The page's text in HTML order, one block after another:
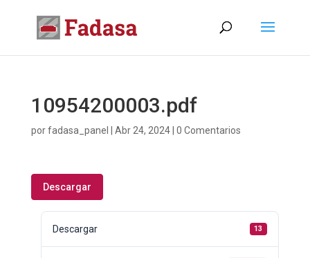
10954200003.pdf
porfadasa_panel Abr 24, 2024| 0 Comentarios
Descargar
Descargar 13